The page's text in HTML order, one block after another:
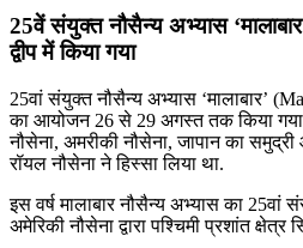
25वें संयुक्‍त नौसैन्य अभ्‍यास
द्वीप में किया गया
25वां संयुक्‍त नौसैन्य अभ्‍यास ‘मालाबार’
का आयोजन 26 से 29 अगस्त तक किया गया
नौसेना, अमरीकी नौसेना, जापान का
रॉयल नौसेना ने हिस्सा लिया था.
इस वर्ष मालाबार नौसैन्य अभ्यास का 25वां
अमेरिकी नौसेना द्वारा पश्चिमी प्रशांत क्षेत्र